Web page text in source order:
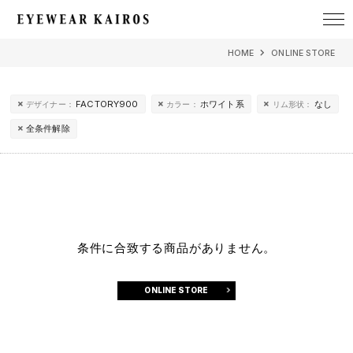
HOME ONLINE STORE
デザイナー： FACTORY900 カラー： ホワイト系 リム形状： なし
全条件解除
条件に合致する商品がありません。
ONLINE STORE